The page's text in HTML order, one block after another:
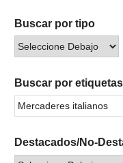
Buscar por tipo
Buscar por etiquetas
Destacados/No-